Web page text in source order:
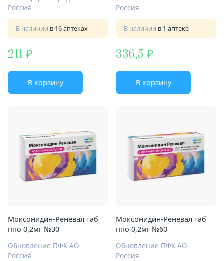
Россия
В наличии в 16 аптеках
211
В корзину
Россия
В наличии в 1 аптеке
336,5
В корзину
Моксонидин-Реневал таб
ппо 0,2мг №30
Обновление ПФК АО
Россия
Моксонидин-Реневал таб
ппо 0,2мг №60
Обновление ПФК АО
Россия